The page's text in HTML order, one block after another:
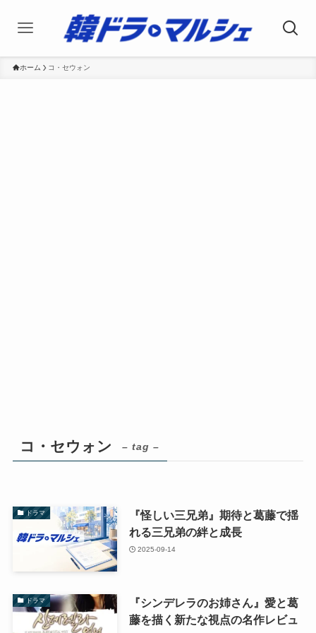
ホーム コ・セウォン
コ・セウォン – tag –
ドラマ
『怪しい三兄弟』期待と葛藤で揺
れる三兄弟の絆と成長
2025-09-14
ドラマ
『シンデレラのお姉さん』愛と葛
藤を描く新たな視点の名作レビュ